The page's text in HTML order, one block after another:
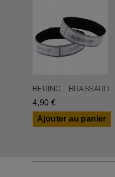
BERING - BRASSARD...
4,90 €
Ajouter au panier